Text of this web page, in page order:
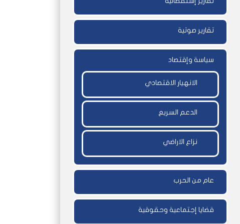
تقارير صوتية
سياسة وإقتصاد
الانهيار الاقتصادي
الدعم السريع
نزاع الاراضي
عام من الحرب
قضايا إجتماعية وحقوقية